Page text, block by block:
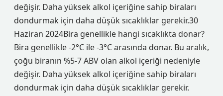
değişir. Daha yüksek alkol içeriğine sahip biraları
dondurmak için daha düşük sıcaklıklar gerekir.30
Haziran 2024Bira genellikle hangi sıcaklıkta donar?
Bira genellikle -2°C ile -3°C arasında donar. Bu aralık,
çoğu biranın %5-7 ABV olan alkol içeriği nedeniyle
değişir. Daha yüksek alkol içeriğine sahip biraları
dondurmak için daha düşük sıcaklıklar gerekir.